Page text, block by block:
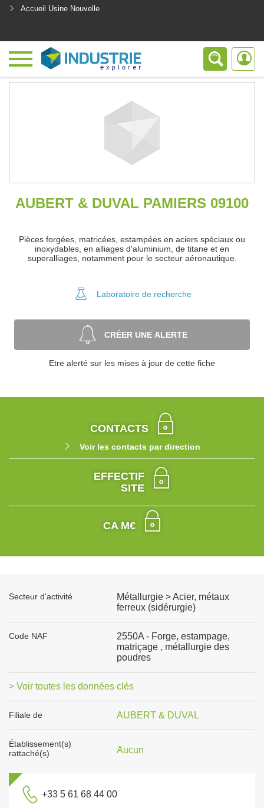
Accueil Usine Nouvelle
AUBERT & DUVAL PAMIERS 09100
Pièces forgées, matricées, estampées en aciers spéciaux ou
inoxydables, en alliages d'aluminium, de titane et en
superalliages, notamment pour le secteur aéronautique.
Laboratoire de recherche
CRÉER UNE ALERTE
Etre alerté sur les mises à jour de cette fiche
CONTACTS
Voir les contacts par direction
EFFECTIF
SITE
CA M€
Secteur d'activité
Métallurgie > Acier, métaux
ferreux (sidérurgie)
Code NAF
2550A - Forge, estampage,
matriçage , métallurgie des
poudres
> Voir toutes les données clés
Filiale de AUBERT & DUVAL
Établissement(s)
rattaché(s)
Aucun
+33 5 61 68 44 00